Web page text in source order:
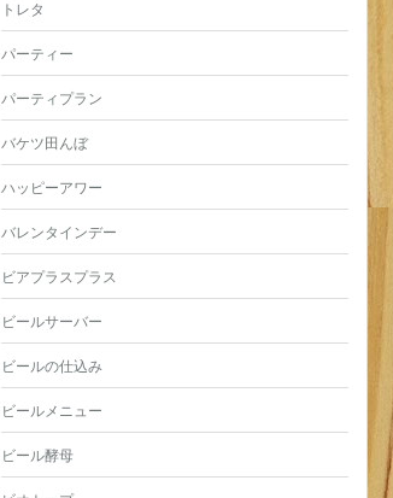
トレタ
パーティー
パーティプラン
バケツ田んぼ
ハッピーアワー
バレンタインデー
ビアプラスプラス
ビールサーバー
ビールの仕込み
ビールメニュー
ビール酵母